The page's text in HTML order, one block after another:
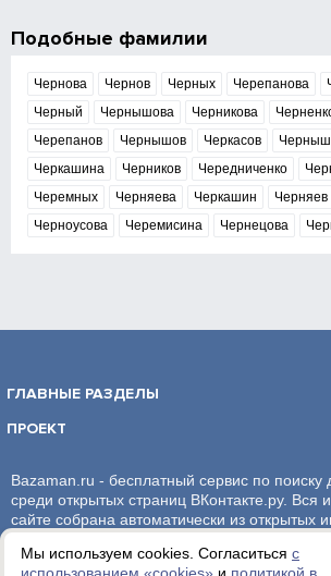
Мы используем cookies. Согласиться с
Подобные фамилии
Чернова Чернов Черных Черепанова
Черный
Чернышова Черникова
Черепанов
Чернышов Черкасов
Черкашина
Черников Чередниченко
Черемных
Черняева Черкашин Черняев
Черноусова
Черемисина Чернецова
ГЛАВНЫЕ РАЗДЕЛЫ
ПРОЕКТ
Bazaman.ru - бесплатный сервис по поиску
среди открытых страниц ВКонтакте.ру.
сайте собрана автоматически из открытых
администрация сайта ответственности не